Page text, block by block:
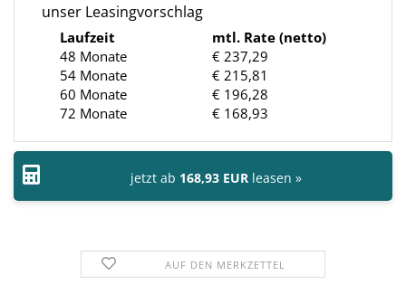
unser Leasingvorschlag
Laufzeit
mtl. Rate (netto)
48 Monate
€ 237,29
54 Monate
€ 215,81
60 Monate
€ 196,28
72 Monate
€ 168,93
jetzt ab 168,93 EUR leasen »
AUF DEN MERKZETTEL